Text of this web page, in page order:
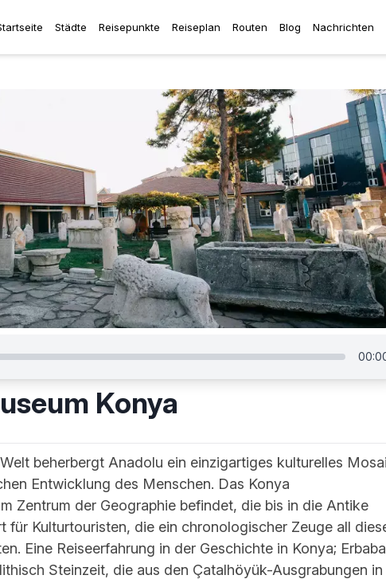
Städte Reisepunkte Reiseplan Routen Blog Nachrichten
Konya
beherbergt Anadolu ein einzigartiges kulturelles
Entwicklung des Menschen. Das Konya
Zentrum der Geographie befindet, die bis in die Antike
für Kulturtouristen, die ein chronologischer Zeuge all
Eine Reiseerfahrung in der Geschichte in Konya; Erbaba
Steinzeit, die aus den Çatalhöyük-Ausgrabungen in